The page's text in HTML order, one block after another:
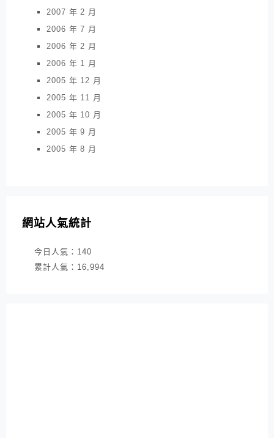
2007 年 2 月
2006 年 7 月
2006 年 2 月
2006 年 1 月
2005 年 12 月
2005 年 11 月
2005 年 10 月
2005 年 9 月
2005 年 8 月
網站人氣統計
今日人氣： 140
累計人氣： 16,994